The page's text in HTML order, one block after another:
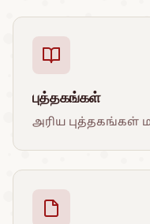
புத்தகங்கள்
அரிய புத்தகங்கள்